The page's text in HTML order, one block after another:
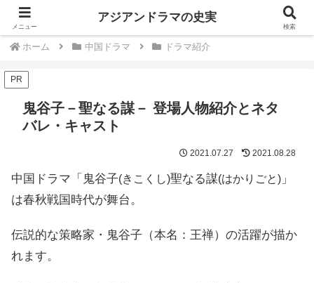
中国韓国歴史ドラマは史実を知るともっと楽しい
ホーム 中国ドラマ ドラマ紹介
PR
鬼谷子－聖なる謀－ 登場人物紹介とネタ
バレ・キャスト
2021.07.27 2021.08.28
中国ドラマ「鬼谷子(きこくし)聖なる謀(はかりごと) 」
は春秋戦国時代が舞台。
伝説的な策略家・鬼谷子（本名：王禅）の活躍が描か
れます。
メニュー
アジアンドラマの史実
検索